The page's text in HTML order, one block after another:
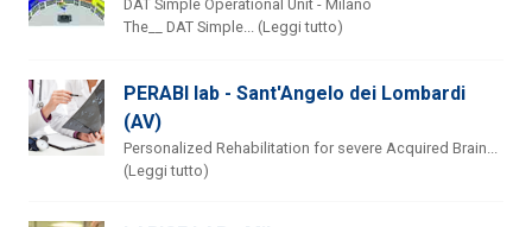
DAT Simple Operational Unit - Milano
The__ DAT Simple... (Leggi tutto)
PERABI lab - Sant'Angelo dei Lombardi
(AV)
Personalized Rehabilitation for severe Acquired Brain...
(Leggi tutto)